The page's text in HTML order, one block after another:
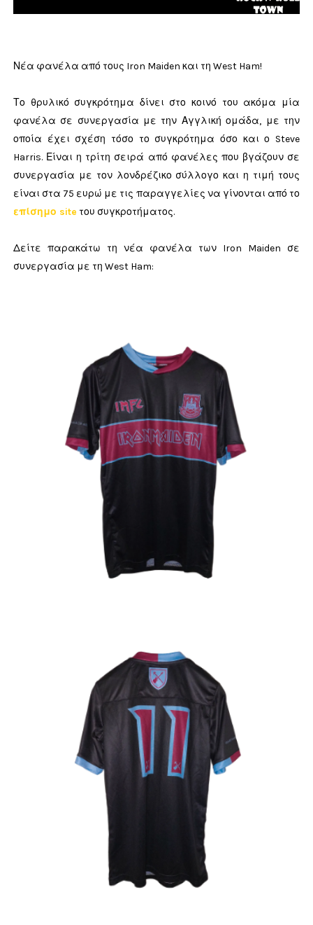
Νέα φανέλα από τους Iron Maiden και τη West Ham!
Το θρυλικό συγκρότημα δίνει στο κοινό του ακόμα μία
φανέλα σε συνεργασία με την Αγγλική ομάδα, με την
οποία έχει σχέση τόσο το συγκρότημα όσο και ο Steve
Harris. Είναι η τρίτη σειρά από φανέλες που βγάζουν σε
συνεργασία με τον λονδρέζικο σύλλογο και η τιμή τους
είναι στα 75 ευρώ με τις παραγγελίες να γίνονται από το
επίσημο site του συγκροτήματος.
Δείτε παρακάτω τη νέα φανέλα των Iron Maiden σε
συνεργασία με τη West Ham: